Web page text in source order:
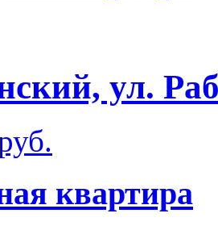
ул.
квартира